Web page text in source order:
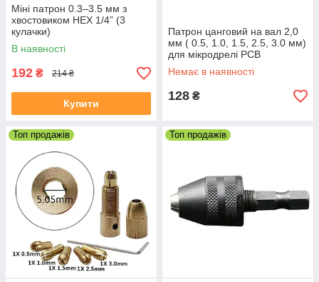
Міні патрон 0.3–3.5 мм з
хвостовиком HEX 1/4” (3
кулачки)
В наявності
192 ₴ 214 ₴
Купити
Патрон цанговий на вал 2,0
мм ( 0.5, 1.0, 1.5, 2.5, 3.0 мм)
для мікродрелі PCB
Немає в наявності
128 ₴
Топ продажів Топ продажів